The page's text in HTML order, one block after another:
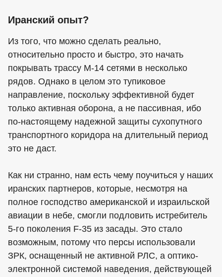
Иранский опыт?
Из того, что можно сделать реально,
относительно просто и быстро, это начать
покрывать трассу М-14 сетями в несколько
рядов. Однако в целом это тупиковое
направление, поскольку эффективной будет
только активная оборона, а не пассивная, ибо
по-настоящему надежной защиты сухопутного
транспортного коридора на длительный период
это не даст.
Как ни странно, нам есть чему поучиться у наших
иранских партнеров, которые, несмотря на
полное господство американской и израильской
авиации в небе, смогли подловить истребитель
5-го поколения F-35 из засады. Это стало
возможным, потому что персы использовали
ЗРК, оснащенный не активной РЛС, а оптико-
электронной системой наведения, действующей